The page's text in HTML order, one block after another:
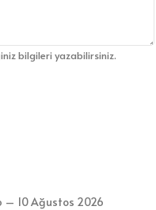
bilgileri yazabilirsiniz.
– 10 Ağustos 2026